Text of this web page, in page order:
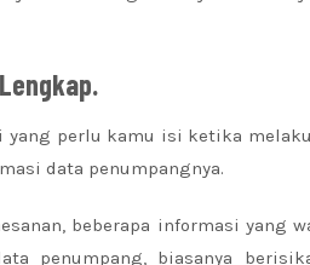
perlu kamu isi ketika
data penumpangnya.
beberapa informasi
penumpang, biasanya